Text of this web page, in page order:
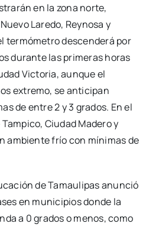
en la zona norte,
Laredo, Reynosa y
termómetro descenderá por
durante las primeras horas
Victoria, aunque el
extremo, se anticipan
de entre 2 y 3 grados. En el
Ciudad Madero y
ambiente frío con mínimas de
de Tamaulipas anunció
en municipios donde la
a 0 grados o menos, como